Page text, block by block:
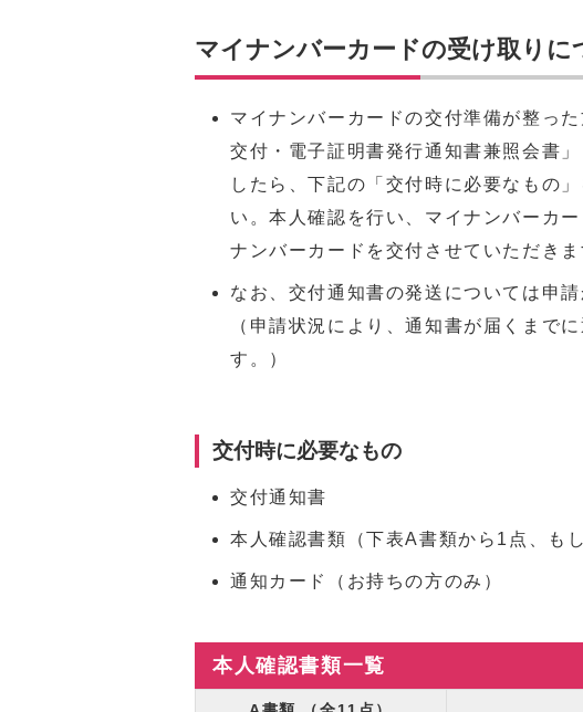
マイナンバーカードの受け取りに
マイナンバーカードの交付準備が整っ
交付・電子証明書発行通知書兼照会書
したら、下記の「交付時に必要なもの
い。本人確認を行い、マイナンバーカ
ナンバーカードを交付させていただきま
なお、交付通知書の発送については申
（申請状況により、通知書が届くまで
す。）
交付時に必要なもの
交付通知書
本人確認書類（下表A書類から1点、も
通知カード（お持ちの方のみ）
本人確認書類一覧